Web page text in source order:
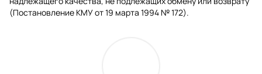
(Постановление КМУ от 19 марта 1994 № 172).